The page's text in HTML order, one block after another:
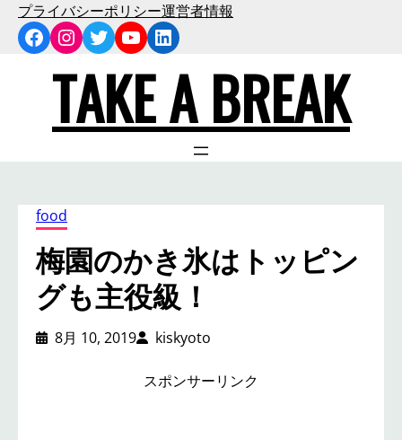
プライバシーポリシー運営者情報
Facebook
Instagram
Twitter
YouTube
LinkedIn
TAKE A BREAK
food
梅園のかき氷はトッピン
グも主役級！
8月 10, 2019 kiskyoto
スポンサーリンク